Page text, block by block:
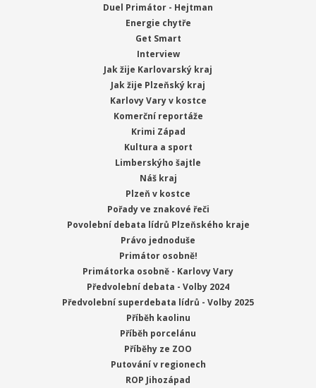
Duel Primátor - Hejtman
Energie chytře
Get Smart
Interview
Jak žije Karlovarský kraj
Jak žije Plzeňský kraj
Karlovy Vary v kostce
Komerční reportáže
Krimi Západ
Kultura a sport
Limberskýho šajtle
Náš kraj
Plzeň v kostce
Pořady ve znakové řeči
Povolební debata lídrů Plzeňského kraje
Právo jednoduše
Primátor osobně!
Primátorka osobně - Karlovy Vary
Předvolební debata - Volby 2024
Předvolební superdebata lídrů - Volby 2025
Příběh kaolinu
Příběh porcelánu
Příběhy ze ZOO
Putování v regionech
ROP Jihozápad